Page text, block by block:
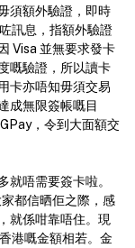
須額外驗證，即時
訊息，指額外驗證
Visa 並無要求發卡
嘅驗證，所以讀卡
卡亦唔知毋須交易
成無限簽帳嘅目
，令到大面額交
就唔需要簽卡啦。
都信晒佢之際，感
就係咁靠唔住。現
港嘅金額相若。金